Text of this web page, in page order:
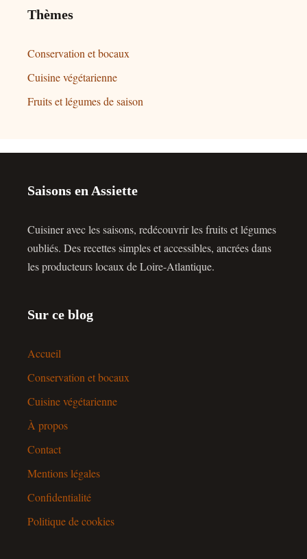
Thèmes
Conservation et bocaux
Cuisine végétarienne
Fruits et légumes de saison
Saisons en Assiette
Cuisiner avec les saisons, redécouvrir les fruits et légumes
oubliés. Des recettes simples et accessibles, ancrées dans
les producteurs locaux de Loire-Atlantique.
Sur ce blog
Accueil
Conservation et bocaux
Cuisine végétarienne
À propos
Contact
Mentions légales
Confidentialité
Politique de cookies